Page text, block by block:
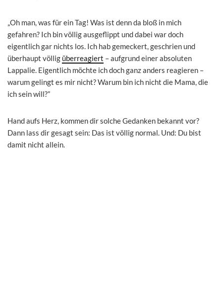
„Oh man, was für ein Tag! Was ist denn da bloß in mich
gefahren? Ich bin völlig ausgeflippt und dabei war doch
eigentlich gar nichts los. Ich hab gemeckert, geschrien und
überhaupt völlig überreagiert – aufgrund einer absoluten
Lappalie. Eigentlich möchte ich doch ganz anders reagieren –
warum gelingt es mir nicht? Warum bin ich nicht die Mama, die
ich sein will?”
Hand aufs Herz, kommen dir solche Gedanken bekannt vor?
Dann lass dir gesagt sein: Das ist völlig normal. Und: Du bist
damit nicht allein.